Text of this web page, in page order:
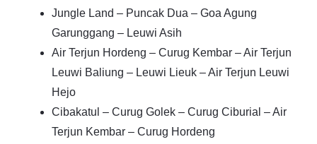
Jungle Land – Puncak Dua – Goa Agung
Garunggang – Leuwi Asih
Air Terjun Hordeng – Curug Kembar – Air Terjun
Leuwi Baliung – Leuwi Lieuk – Air Terjun Leuwi
Hejo
Cibakatul – Curug Golek – Curug Ciburial – Air
Terjun Kembar – Curug Hordeng